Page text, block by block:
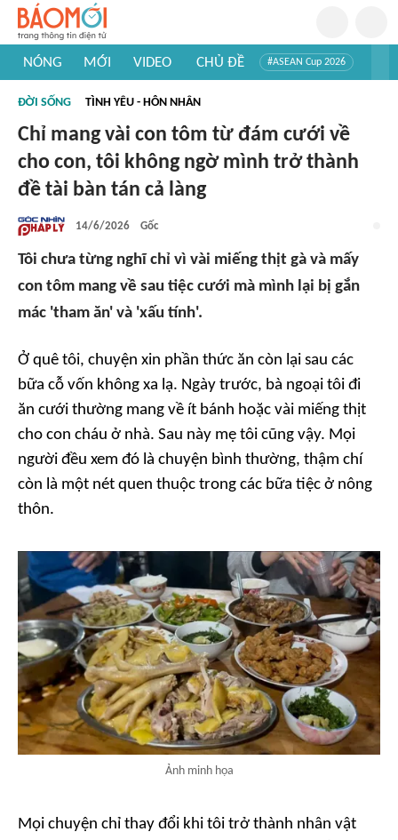
NÓNG MỚI VIDEO CHỦ ĐỀ #ASEAN Cup 2026
#Khám phá thế giới
ĐỜI SỐNG TÌNH YÊU - HÔN NHÂN
Chỉ mang vài con tôm từ đám cưới về
cho con, tôi không ngờ mình trở thành
đề tài bàn tán cả làng
14/6/2026 Gốc
Tôi chưa từng nghĩ chỉ vì vài miếng thịt gà và mấy
con tôm mang về sau tiệc cưới mà mình lại bị gắn
mác 'tham ăn' và 'xấu tính'.
Ở quê tôi, chuyện xin phần thức ăn còn lại sau các
bữa cỗ vốn không xa lạ. Ngày trước, bà ngoại tôi đi
ăn cưới thường mang về ít bánh hoặc vài miếng thịt
cho con cháu ở nhà. Sau này mẹ tôi cũng vậy. Mọi
người đều xem đó là chuyện bình thường, thậm chí
còn là một nét quen thuộc trong các bữa tiệc ở nông
thôn.
Ảnh minh họa
Mọi chuyện chỉ thay đổi khi tôi trở thành nhân vật